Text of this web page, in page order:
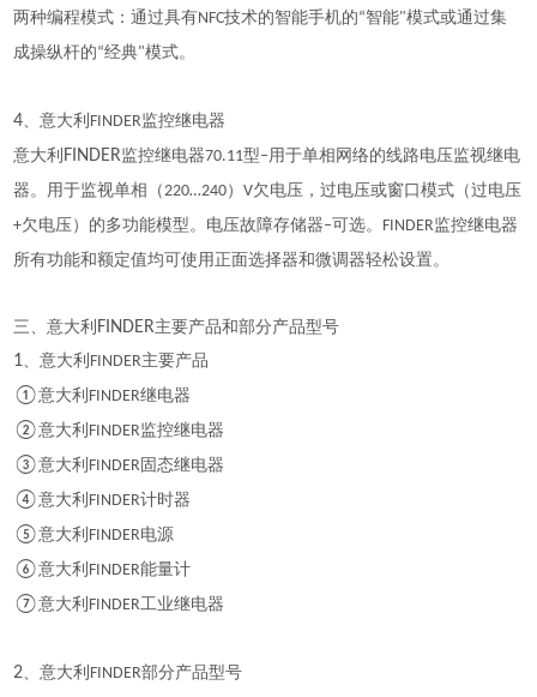
两种编程模式：通过具有NFC技术的智能手机的“智能"模式或通过集
成操纵杆的“经典"模式。
4、意大利 FINDER监控继电器
意大利 FINDER监控继电器70.11型–用于单相网络的线路电压监视继电
器。用于监视单相（220…240）V欠电压，过电压或窗口模式（过电压
+欠电压）的多功能模型。电压故障存储器–可选。 FINDER监控继电器
所有功能和额定值均可使用正面选择器和微调器轻松设置。
三、意大利 FINDER主要产品和部分产品型号
1、意大利 FINDER主要产品
①意大利 FINDER继电器
②意大利 FINDER监控继电器
③意大利 FINDER 固态继电器
④意大利 FINDER计时器
⑤意大利 FINDER电源
⑥意大利 FINDER能量计
⑦意大利 FINDER工业继电器
2、意大利 FINDER部分产品型号